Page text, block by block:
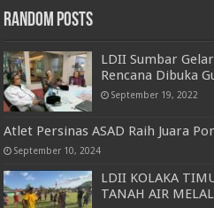
Random Posts
LDII Sumbar
Rencana Dibuka
September 19, 2022
Atlet Persinas ASAD Raih Juara
September 10, 2024
LDII KOLAKA
TANAH AIR